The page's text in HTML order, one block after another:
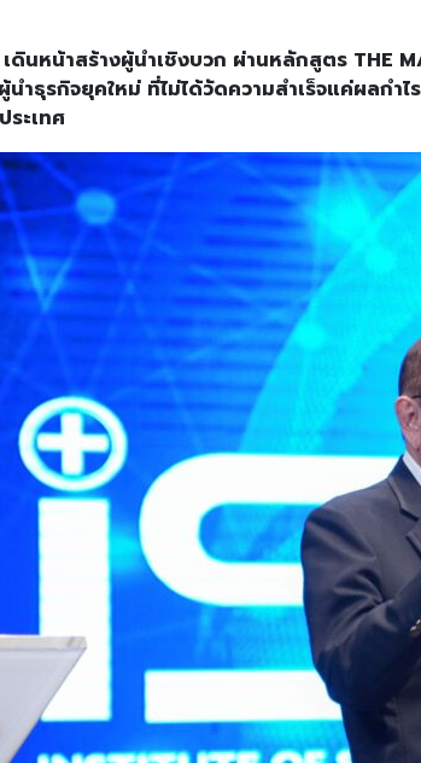
เดินหน้าสร้างผู้นำเชิงบวก ผ่านหลักสูตร THE
นำธุรกิจยุคใหม่ ที่ไม่ได้วัดความสำเร็จแค่ผลก
ระเทศ